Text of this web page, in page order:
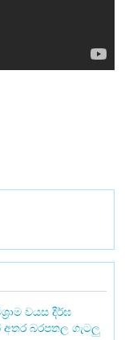
වයස දීර්ඝ
බරපතල ගැටලු